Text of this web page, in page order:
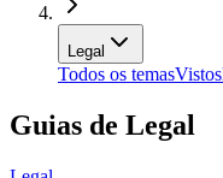
Legal
Todos os temasVistos
Guias de Legal